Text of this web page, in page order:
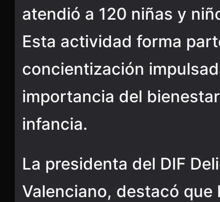
atendió a 120 niñas y
Esta actividad forma
concientización
importancia del
infancia.
La presidenta del DIF
Valenciano, destacó que